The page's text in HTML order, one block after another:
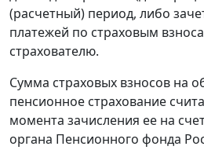
(расчетный) период, либо
платежей по страховым
страхователю.
Сумма страховых взносов на
пенсионное страхование
момента зачисления ее на
органа Пенсионного фонда